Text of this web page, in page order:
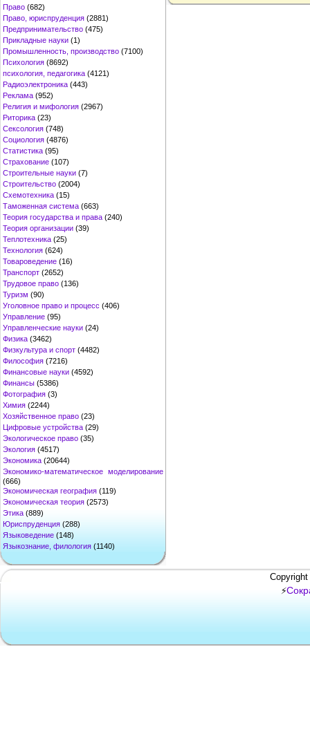
Право (682)
Право, юриспруденция (2881)
Предпринимательство (475)
Прикладные науки (1)
Промышленность, производство (7100)
Психология (8692)
психология, педагогика (4121)
Радиоэлектроника (443)
Реклама (952)
Религия и мифология (2967)
Риторика (23)
Сексология (748)
Социология (4876)
Статистика (95)
Страхование (107)
Строительные науки (7)
Строительство (2004)
Схемотехника (15)
Таможенная система (663)
Теория государства и права (240)
Теория организации (39)
Теплотехника (25)
Технология (624)
Товароведение (16)
Транспорт (2652)
Трудовое право (136)
Туризм (90)
Уголовное право и процесс (406)
Управление (95)
Управленческие науки (24)
Физика (3462)
Физкультура и спорт (4482)
Философия (7216)
Финансовые науки (4592)
Финансы (5386)
Фотография (3)
Химия (2244)
Хозяйственное право (23)
Цифровые устройства (29)
Экологическое право (35)
Экология (4517)
Экономика (20644)
Экономико-математическое моделирование
(666)
Экономическая география (119)
Экономическая теория (2573)
Этика (889)
Юриспруденция (288)
Языковедение (148)
Языкознание, филология (1140)
⚡